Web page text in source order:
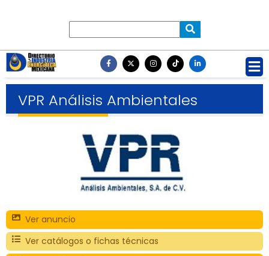
VPR Análisis Ambientales
Ver anuncio
Ver catálogos o fichas técnicas